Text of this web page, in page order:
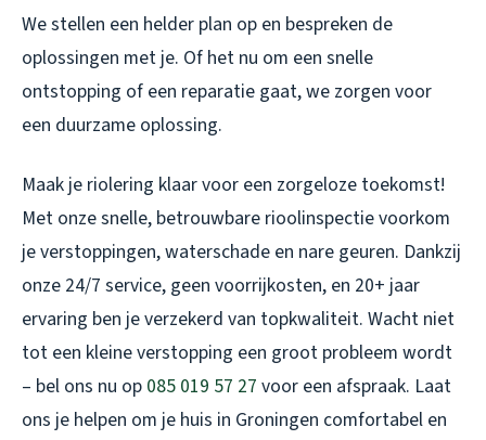
We stellen een helder plan op en bespreken de
oplossingen met je. Of het nu om een snelle
ontstopping of een reparatie gaat, we zorgen voor
een duurzame oplossing.
Maak je riolering klaar voor een zorgeloze toekomst!
Met onze snelle, betrouwbare rioolinspectie voorkom
je verstoppingen, waterschade en nare geuren. Dankzij
onze 24/7 service, geen voorrijkosten, en 20+ jaar
ervaring ben je verzekerd van topkwaliteit. Wacht niet
tot een kleine verstopping een groot probleem wordt
– bel ons nu op 085 019 57 27 voor een afspraak. Laat
ons je helpen om je huis in Groningen comfortabel en